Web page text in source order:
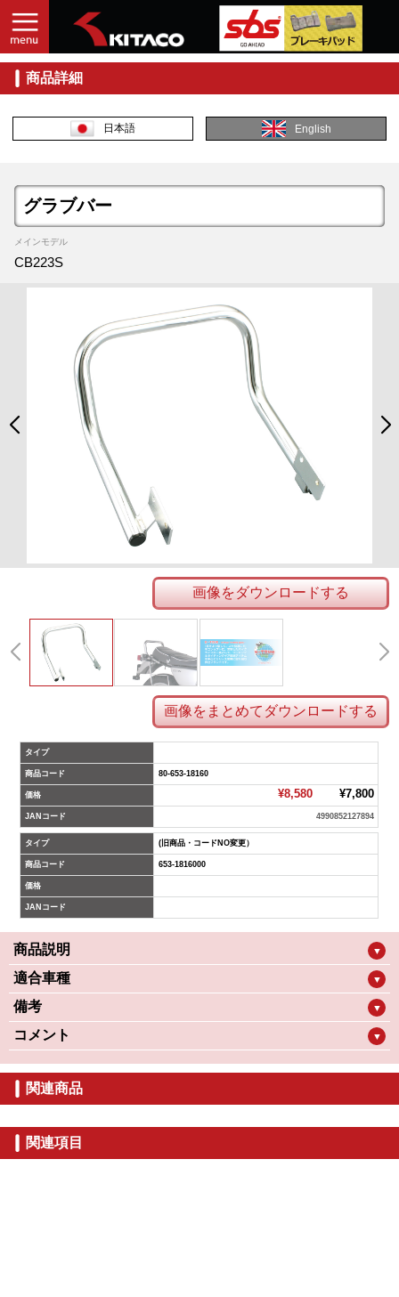
商品詳細
日本語 English
グラブバー
メインモデル
CB223S
画像をダウンロードする
画像をまとめてダウンロードする
タイプ
商品コード 80-653-18160
価格 ¥8,580¥7,800
JANコード 4990852127894
タイプ (旧商品・コードNO変更）
商品コード 653-1816000
価格
JANコード
商品説明 ▼
適合車種 ▼
備考 ▼
コメント ▼
関連商品
関連項目